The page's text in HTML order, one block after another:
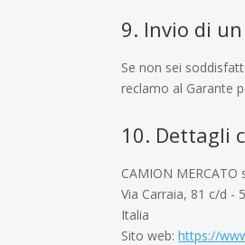
9. Invio di
Se non sei
reclamo al Garante
10. Dettagli
CAMION MERCATO
Via Carraia, 81 c/d -
Italia
Sito web:https://